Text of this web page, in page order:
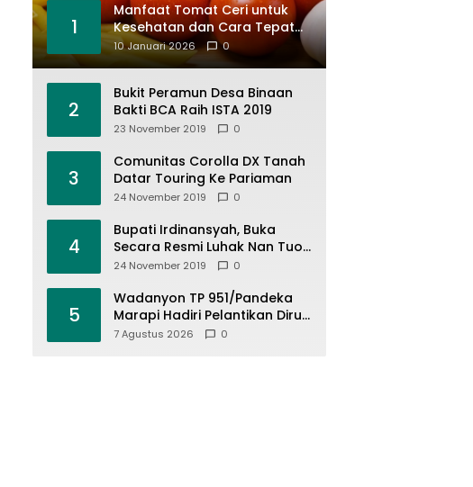
1
Manfaat Tomat Ceri untuk
Kesehatan dan Cara Tepat
Mengonsumsinya
10 Januari 2026 0
2
Bukit Peramun Desa Binaan
Bakti BCA Raih ISTA 2019
23 November 2019 0
3
Comunitas Corolla DX Tanah
Datar Touring Ke Pariaman
24 November 2019 0
4
Bupati Irdinansyah, Buka
Secara Resmi Luhak Nan Tuo
Wirabraja Adventure Offroad
24 November 2019 0
5
Wadanyon TP 951/Pandeka
Marapi Hadiri Pelantikan Dirut
PDAM Tirta Alami
7 Agustus 2026 0